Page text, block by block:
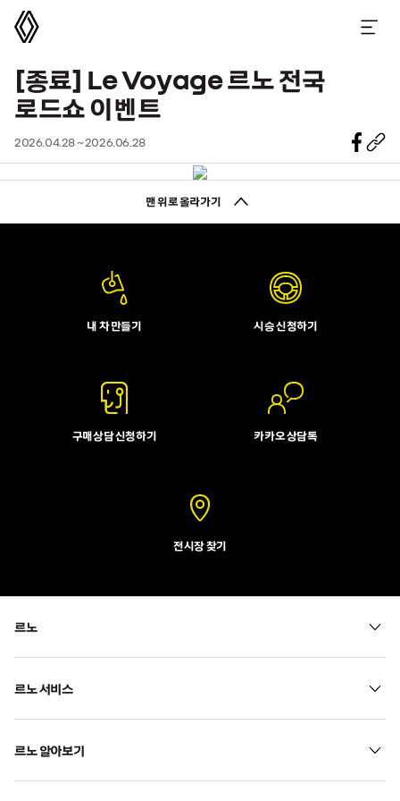
르노코리아 메뉴 열기
[종료] Le Voyage 르노 전국
로드쇼 이벤트
2026.04.28 ~ 2026.06.28
맨 위로 올라가기
내 차 만들기 시승 신청하기
구매상담 신청하기 카카오 상담톡
전시장 찾기
르노
르노 서비스
르노 알아보기